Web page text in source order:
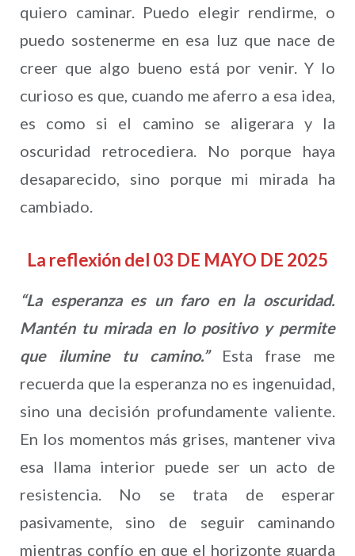
quiero caminar. Puedo elegir rendirme, o
puedo sostenerme en esa luz que nace de
creer que algo bueno está por venir. Y lo
curioso es que, cuando me aferro a esa idea,
es como si el camino se aligerara y la
oscuridad retrocediera. No porque haya
desaparecido, sino porque mi mirada ha
cambiado.
La reflexión del 03 DE MAYO DE 2025
“La esperanza es un faro en la oscuridad.
Mantén tu mirada en lo positivo y permite
que ilumine tu camino.”Esta frase me
recuerda que la esperanza no es ingenuidad,
sino una decisión profundamente valiente.
En los momentos más grises, mantener viva
esa llama interior puede ser un acto de
resistencia. No se trata de esperar
pasivamente, sino de seguir caminando
mientras confío en que el horizonte guarda